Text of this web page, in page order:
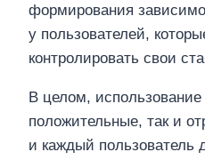
формирования
у пользователей,
контролировать свои
В целом, использование
положительные, так и
и каждый пользователь